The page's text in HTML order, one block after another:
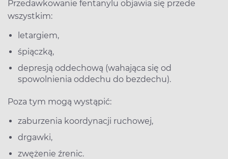
Przedawkowanie fentanylu objawia się przede
wszystkim:
letargiem,
śpiączką,
depresją oddechową (wahająca się od
spowolnienia oddechu do bezdechu).
Poza tym mogą wystąpić:
zaburzenia koordynacji ruchowej,
drgawki,
zwężenie źrenic.